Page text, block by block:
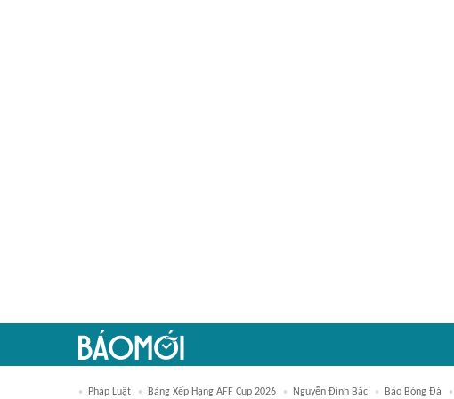
Pháp Luật Bảng Xếp Hạng AFF Cup 2026 Nguyễn Đình Bắc Báo Bóng Đá